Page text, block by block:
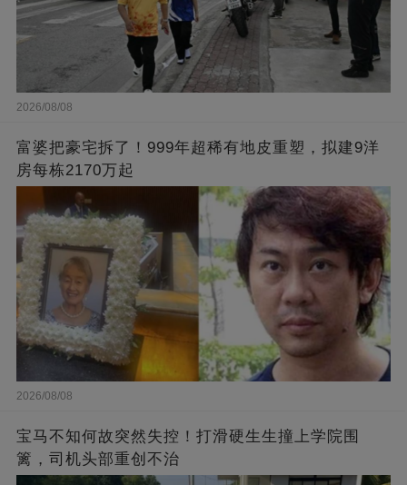
2026/08/08
富婆把豪宅拆了！999年超稀有地皮重塑，拟建9洋
房每栋2170万起
2026/08/08
宝马不知何故突然失控！打滑硬生生撞上学院围
篱，司机头部重创不治